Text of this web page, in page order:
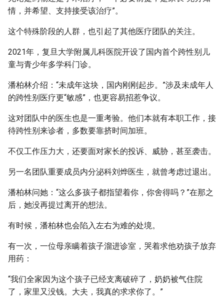
情，并希望、支持接受该治疗”。
这个特殊阶段的人群，也引起了其他医疗团队的关注。
2021年，复旦大学附属儿科医院开设了国内首个跨性别儿
童与青少年多学科门诊。
潘柏林介绍：“未成年这块，国内刚刚起步。”涉及未成年人
的跨性别医疗更“敏感”，也更容易招惹争议。
这对团队中的医生也是一重考验。他们本就有本职工作，接
待跨性别来诊者，多数要靠挤时间加班。
不仅工作压力大，还要面对家长的投诉、威胁，甚至袭击。
另一名团队重要成员内分泌科刘烨医生，就曾考虑过退出。
潘柏林问她：“这么多孩子都指望着你，你舍得吗？”在那之
后，她没再提过离开的想法。
有时候，潘柏林也会陷入左右为难的处境。
有一次，一位母亲瞒着孩子溜进诊室，哭着求他劝孩子放弃
用药：
“我们全家因为这个孩子已经支离破碎了，奶奶被气住院
了，家里又没钱。大夫，我真的求求你了。”